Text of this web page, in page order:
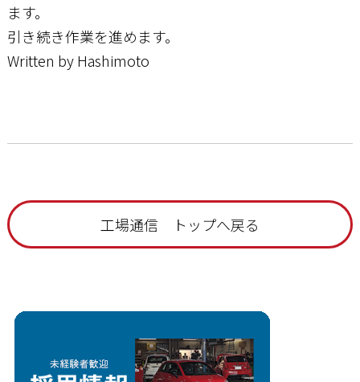
ます。
引き続き作業を進めます。
Written by Hashimoto
工場通信 トップへ戻る